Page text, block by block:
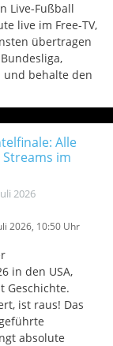
Live-Fußball
live im Free-TV,
übertragen
und behalte den
Alle
Streams im
2026
2026, 10:50 Uhr
in den USA,
Geschichte.
ist raus! Das
absolute